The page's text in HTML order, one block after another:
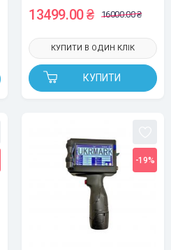
сенсору для автоматичного
друку на конвеєрі)
13499.00 ₴ 16000.00 ₴
КУПИТИ
КУПИТИ В ОДИН КЛІК
-19%